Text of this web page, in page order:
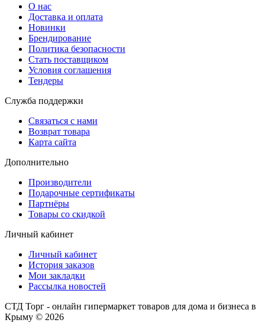
О нас
Доставка и оплата
Новинки
Брендирование
Политика безопасности
Стать поставщиком
Условия соглашения
Тендеры
Служба поддержки
Связаться с нами
Возврат товара
Карта сайта
Дополнительно
Производители
Подарочные сертификаты
Партнёры
Товары со скидкой
Личный кабинет
Личный кабинет
История заказов
Мои закладки
Рассылка новостей
СТД Торг - онлайн гипермаркет товаров для дома и бизнеса в
Крыму © 2026